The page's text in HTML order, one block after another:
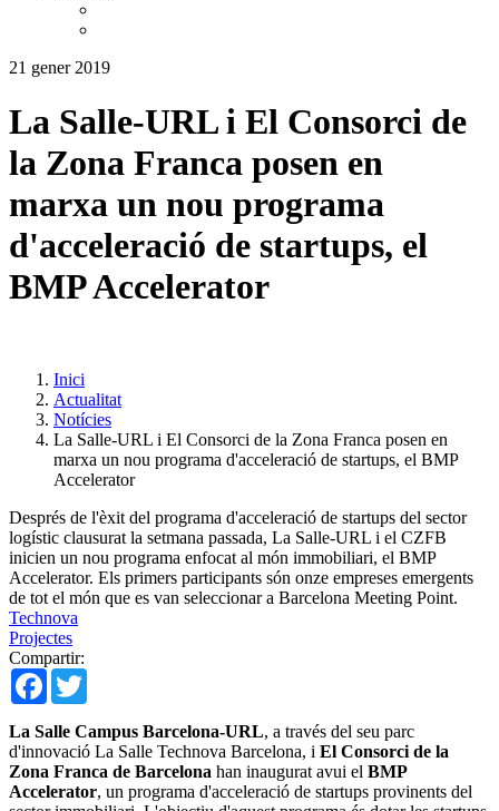
21 gener 2019
La Salle-URL i El Consorci de
la Zona Franca posen en
marxa un nou programa
d'acceleració de startups, el
BMP Accelerator
Inici
Actualitat
Notícies
La Salle-URL i El Consorci de la Zona Franca posen en
marxa un nou programa d'acceleració de startups, el BMP
Accelerator
Després de l'èxit del programa d'acceleració de startups del sector
logístic clausurat la setmana passada, La Salle-URL i el CZFB
inicien un nou programa enfocat al món immobiliari, el BMP
Accelerator. Els primers participants són onze empreses emergents
de tot el món que es van seleccionar a Barcelona Meeting Point.
Technova
Projectes
Compartir:
Facebook
La Salle Campus Barcelona-URL, a través del seu parc
d'innovació La Salle Technova Barcelona, ​​i El Consorci de la
Zona Franca de Barcelona han inaugurat avui el BMP
Accelerator, un programa d'acceleració de startups provinents del